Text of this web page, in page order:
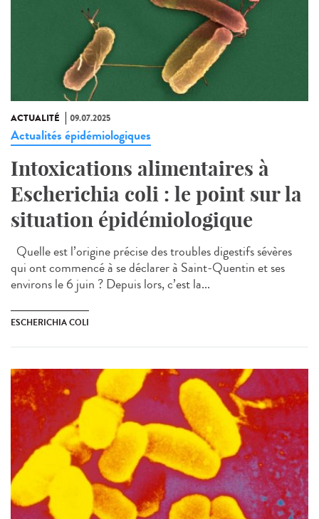
ACTUALITÉ 09.07.2025
Actualités épidémiologiques
Intoxications alimentaires à
Escherichia coli : le point sur la
situation épidémiologique
Quelle est l’origine précise des troubles digestifs sévères
qui ont commencé à se déclarer à Saint-Quentin et ses
environs le 6 juin ? Depuis lors, c’est la...
ESCHERICHIA COLI